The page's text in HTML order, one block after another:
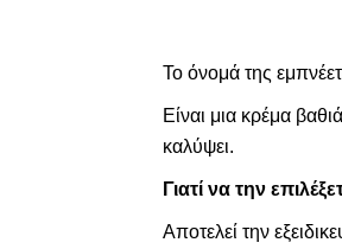
Το όνομά της
Είναι μια κρέμα
καλύψει.
Γιατί να την
Αποτελεί την